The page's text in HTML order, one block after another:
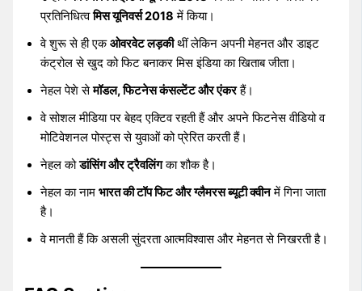
प्रतिनिधित्वमिस यूनिवर्स 2018 में किया।
वे शुरू से ही एकओवरवेट लड़कीथीं लेकिन अपनी मेहनत और डाइट
कंट्रोल से खुद को फिट बनाकर मिस इंडिया का खिताब जीता।
नेहल पेशे सेमॉडल, फिटनेस कंसल्टेंट और एंकरहैं।
वे सोशल मीडिया पर बेहद एक्टिव रहती हैं और अपने फिटनेस वीडियो व
मोटिवेशनल पोस्ट्स से युवाओं को प्रेरित करती हैं।
नेहल कोडांसिंग और ट्रैवलिंगका शौक है।
नेहल का नामभारत की टॉप फिट और ग्लैमरस ब्यूटी क्वीनमें गिना जाता
है।
वे मानती हैं कि असली सुंदरता आत्मविश्वास और मेहनत से निखरती है।